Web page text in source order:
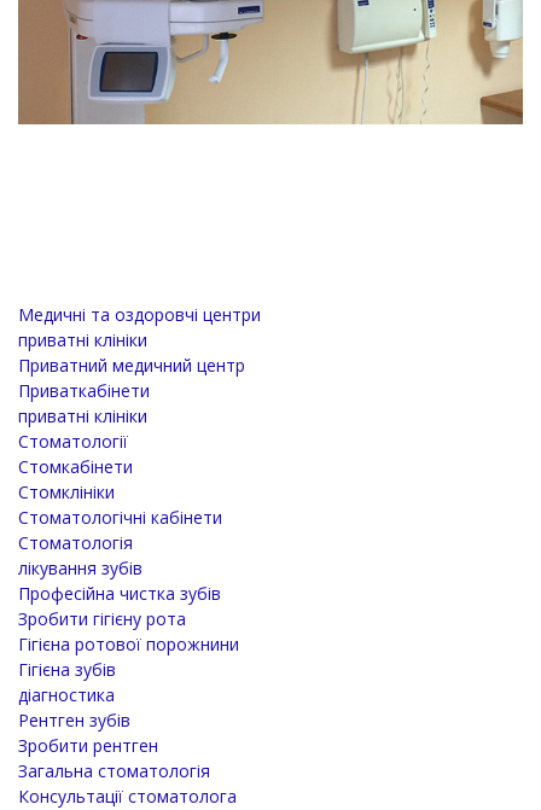
Медичні та оздоровчі центри
приватні клініки
Приватний медичний центр
Приваткабінети
приватні клініки
Стоматології
Стомкабінети
Стомклініки
Стоматологічні кабінети
Стоматологія
лікування зубів
Професійна чистка зубів
Зробити гігієну рота
Гігієна ротової порожнини
Гігієна зубів
діагностика
Рентген зубів
Зробити рентген
Загальна стоматологія
Консультації стоматолога